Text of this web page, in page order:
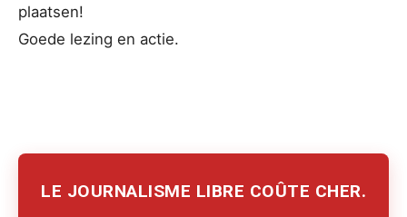
plaatsen!
Goede lezing en actie.
LE JOURNALISME LIBRE COÛTE CHER.